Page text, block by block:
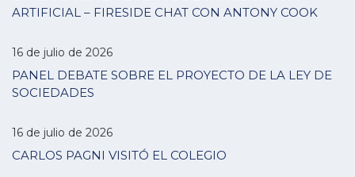
ARTIFICIAL – FIRESIDE CHAT CON ANTONY COOK
16 de julio de 2026
PANEL DEBATE SOBRE EL PROYECTO DE LA LEY DE
SOCIEDADES
16 de julio de 2026
CARLOS PAGNI VISITÓ EL COLEGIO